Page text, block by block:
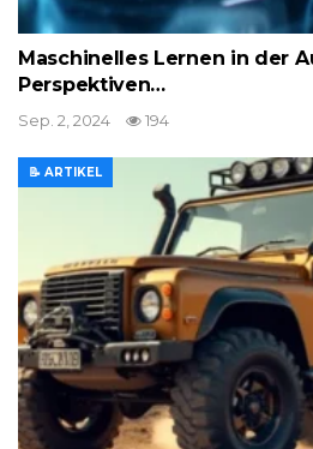
Maschinelles Lernen in der
Perspektiven…
Sep. 2, 2024 194
📝 ARTIKEL